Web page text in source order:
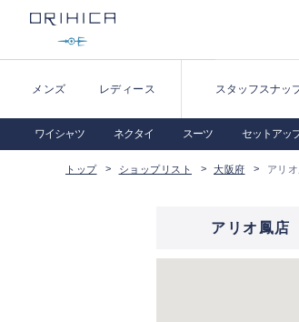
メンズ レディース スタッフスナッ
ワイシャツ ネクタイ スーツ セットアッ
トップ ショップリスト 大阪府 アリ
アリオ鳳店